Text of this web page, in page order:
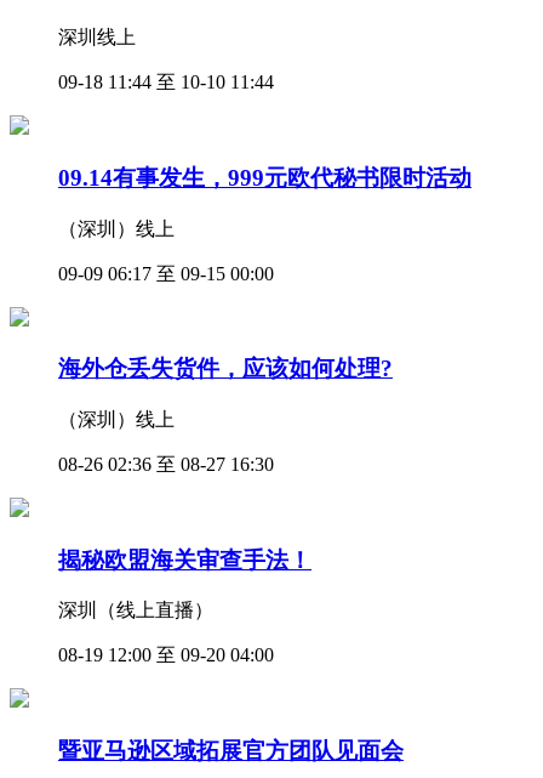
深圳线上
09-18 11:44 至 10-10 11:44
09.14有事发生，999元欧代秘书限时活动
（深圳）线上
09-09 06:17 至 09-15 00:00
海外仓丢失货件，应该如何处理?
（深圳）线上
08-26 02:36 至 08-27 16:30
揭秘欧盟海关审查手法！
深圳（线上直播）
08-19 12:00 至 09-20 04:00
暨亚马逊区域拓展官方团队见面会